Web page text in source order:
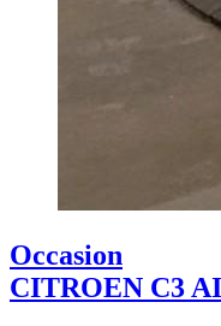
Occasion
CITROEN C3